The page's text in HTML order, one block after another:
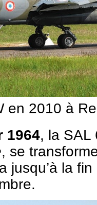
en 2010 à
1964, la SAL
, se
jusqu’à la